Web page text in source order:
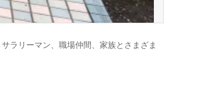
ラリーマン、職場仲間、家族とさまざま